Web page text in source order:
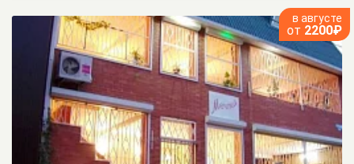
в августе
от 2200₽